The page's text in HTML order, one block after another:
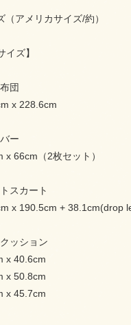
（アメリカサイズ/約）
イズ】
団
x 228.6cm
ー
x 66cm（2枚セット）
スカート
x 190.5cm + 38.1cm(drop
クッション
x 40.6cm
x 50.8cm
x 45.7cm